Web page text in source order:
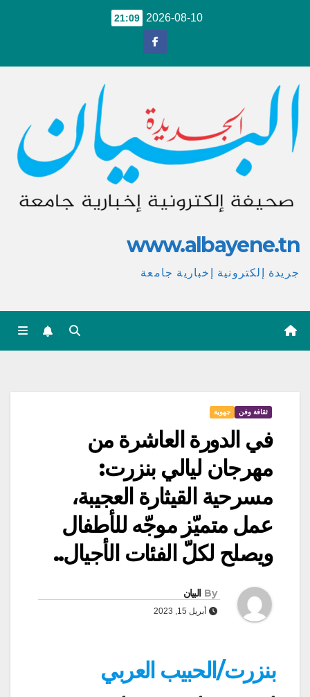
2026-08-10
21:09
www.albayene.tn
جريدة إلكترونية إخبارية جامعة
ثقافة وفن جهوية
في الدورة العاشرة من
مهرجان ليالي بنزرت:
مسرحية القيثارة العجيبة،
عمل متميّز موجّه للأطفال
ويصلح لكلّ الفئات الأجيال..
By البيان
أبريل 15, 2023
بنزرت/الحبيب العربي